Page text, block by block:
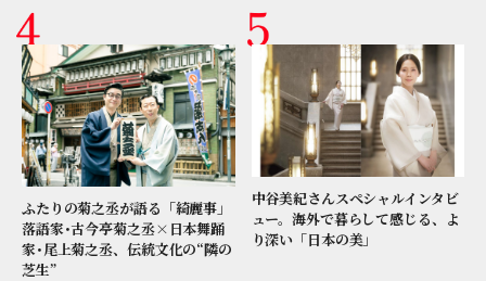
ふたりの菊之丞が語る「綺麗事」
落語家･古今亭菊之丞×日本舞踊
家･尾上菊之丞、伝統文化の“隣の
芝生”
中谷美紀さんスペシャルインタビ
ュー。海外で暮らして感じる、よ
り深い「日本の美」